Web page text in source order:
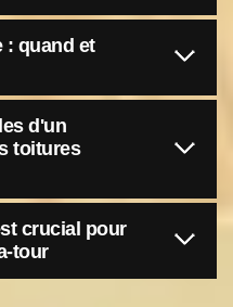
: quand et
d'un
toitures
crucial pour
tour